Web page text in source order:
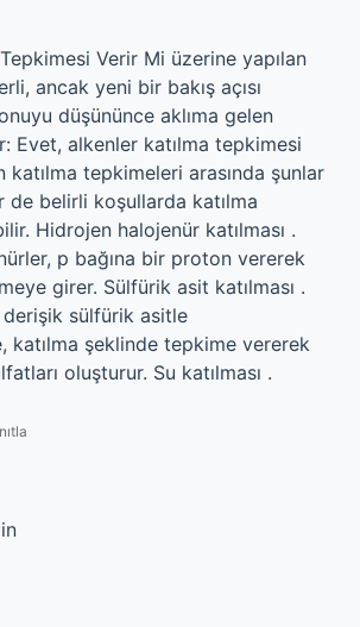
Verir Mi üzerine yapılan
ancak yeni bir bakış açısı
düşününce aklıma gelen
Evet, alkenler katılma tepkimesi
katılma tepkimeleri arasında şunlar
de belirli koşullarda katılma
Hidrojen halojenür katılması .
p bağına bir proton vererek
girer. Sülfürik asit katılması .
sülfürik asitle
katılma şeklinde tepkime vererek
oluşturur. Su katılması .